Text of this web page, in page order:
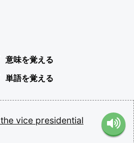
意味を覚える
単語を覚える
the vice presidential